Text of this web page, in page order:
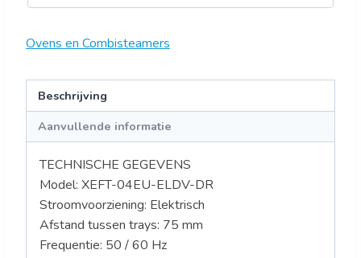
Ovens en Combisteamers
Beschrijving
Aanvullende informatie
TECHNISCHE GEGEVENS
Model: XEFT-04EU-ELDV-DR
Stroomvoorziening: Elektrisch
Afstand tussen trays: 75 mm
Frequentie: 50 / 60 Hz